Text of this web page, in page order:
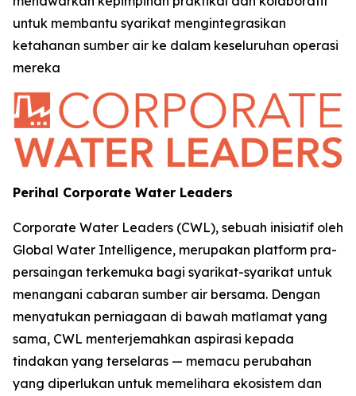
untuk membantu syarikat mengintegrasikan
ketahanan sumber air ke dalam keseluruhan operasi
mereka
Perihal Corporate Water Leaders
Corporate Water Leaders (CWL), sebuah inisiatif oleh
Global Water Intelligence, merupakan platform pra-
persaingan terkemuka bagi syarikat-syarikat untuk
menangani cabaran sumber air bersama. Dengan
menyatukan perniagaan di bawah matlamat yang
sama, CWL menterjemahkan aspirasi kepada
tindakan yang terselaras — memacu perubahan
yang diperlukan untuk memelihara ekosistem dan